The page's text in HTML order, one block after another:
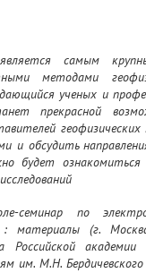
самым
методами
ученых и
прекрасной
и обсудить
будет
: материалы (г.
академии
им. М.Н.